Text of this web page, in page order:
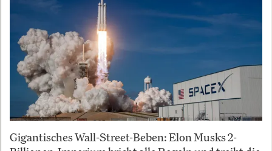
Gigantisches Wall-Street-Beben: Elon Musks 2-